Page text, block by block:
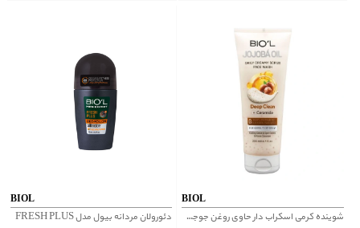
BIOL
دئورولان مردانه بیول مدل FRESH PLUS
BIOL
شوینده کرمی اسکراب دار حاوی روغن جوجوبا بیول